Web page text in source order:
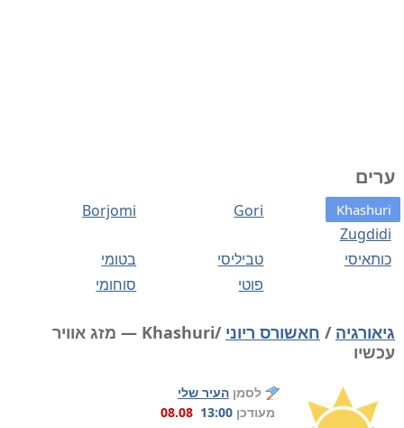
ערים
Borjomi Gori Khashuri
Zugdidi
בטומי
טביליסי
כותאיסי
סוחומי
פוטי
גיאורגיה / חאשורס ריוני
/Khashuri — מזג אוויר
עכשיו
לסמן העיר שלי
מעודכן 13:00
08.08